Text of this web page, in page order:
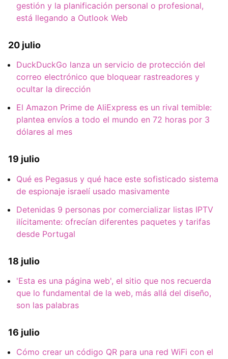
gestión y la planificación personal o profesional,
está llegando a Outlook Web
20 julio
DuckDuckGo lanza un servicio de protección del
correo electrónico que bloquear rastreadores y
ocultar la dirección
El Amazon Prime de AliExpress es un rival temible:
plantea envíos a todo el mundo en 72 horas por 3
dólares al mes
19 julio
Qué es Pegasus y qué hace este sofisticado sistema
de espionaje israelí usado masivamente
Detenidas 9 personas por comercializar listas IPTV
ilícitamente: ofrecían diferentes paquetes y tarifas
desde Portugal
18 julio
'Esta es una página web', el sitio que nos recuerda
que lo fundamental de la web, más allá del diseño,
son las palabras
16 julio
Cómo crear un código QR para una red WiFi con el